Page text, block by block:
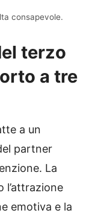
consapevole.
terzo
a tre
a un
partner
La
l’attrazione
emotiva e la